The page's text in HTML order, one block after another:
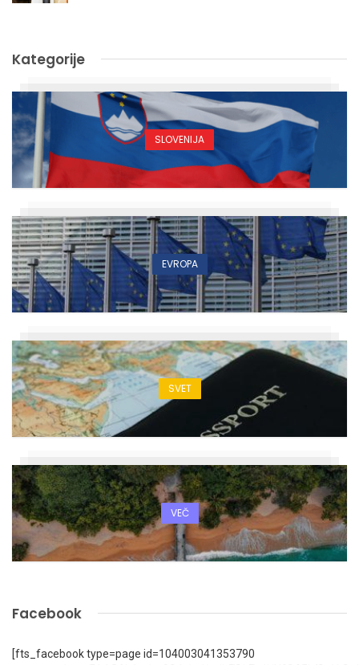
Kategorije
SLOVENIJA
EVROPA
SVET
VEČ
Facebook
[fts_facebook type=page id=104003041353790